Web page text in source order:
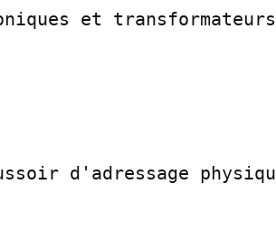
et
d'adressage